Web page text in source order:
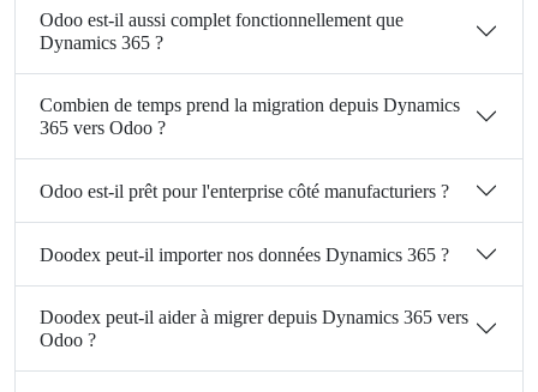
Odoo est-il aussi complet fonctionnellement que
Dynamics 365 ?
Combien de temps prend la migration depuis Dynamics
365 vers Odoo ?
Odoo est-il prêt pour l'enterprise côté manufacturiers ?
Doodex peut-il importer nos données Dynamics 365 ?
Doodex peut-il aider à migrer depuis Dynamics 365 vers
Odoo ?